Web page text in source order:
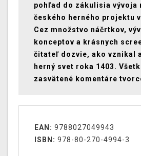
pohľad do zákulisia vývoja
českého herného projektu
Cez množstvo náčrtkov,
konceptov a krásnych
čitateľ dozvie, ako vznikal
herný svet roka 1403.
zasvätené komentáre
EAN: 9788027049943
ISBN: 978-80-270-4994-3